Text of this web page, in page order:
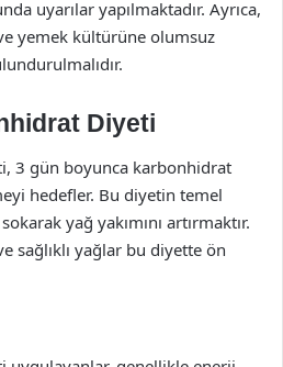
uyarılar yapılmaktadır. Ayrıca,
yemek kültürüne olumsuz
Diyeti
3 gün boyunca karbonhidrat
hedefler. Bu diyetin temel
yağ yakımını artırmaktır.
sağlıklı yağlar bu diyette ön